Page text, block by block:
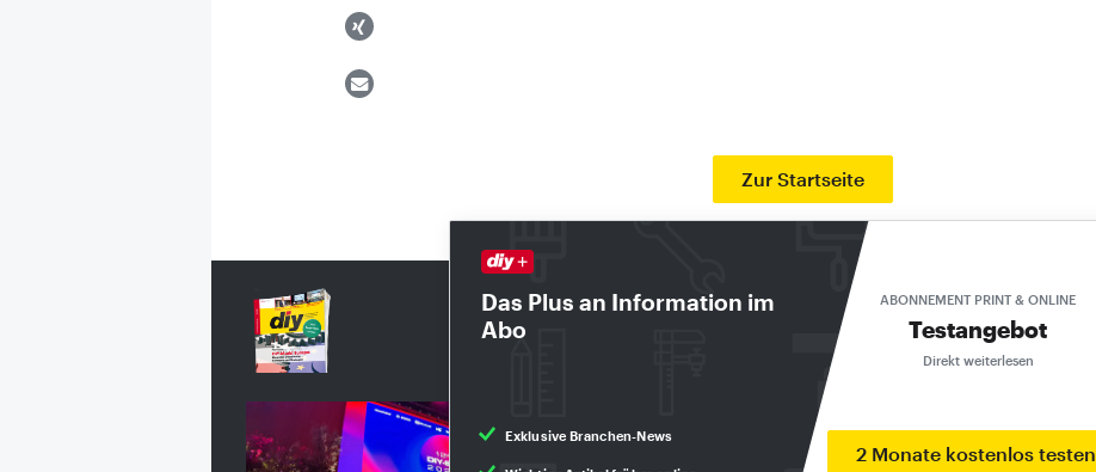
Das Plus an Information im
Abo
Exklusive Branchen-News
ABONNEMENT PRINT & ONLINE
Testangebot
Direkt weiterlesen
2 Monate kostenlos testen
Zur Startseite
DIE AKTUELLE AUSGABE: 8/2026
Exklusiv für Abonnenten